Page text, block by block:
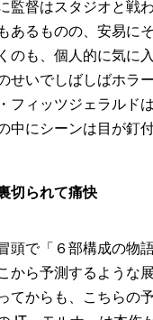
監督はスタジオと戦
あるものの、安易に
のも、個人的に気に入
せいでしばしばホラ
フィッツジェラルド
中にシーンは目が釘
切られて痛快
頭で「６部構成の物
から予測するような
てからも、こちらの